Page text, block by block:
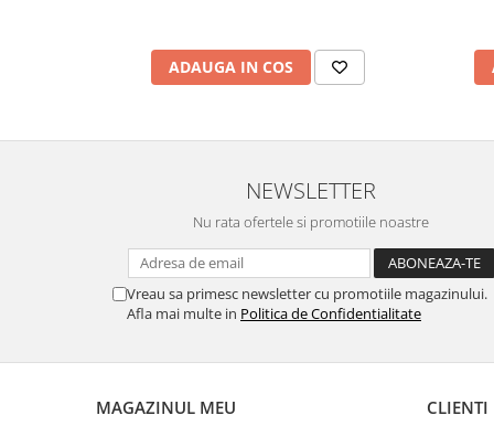
ADAUGA IN COS
NEWSLETTER
Nu rata ofertele si promotiile noastre
Vreau sa primesc newsletter cu promotiile magazinului.
Afla mai multe in Politica de Confidentialitate
MAGAZINUL MEU CLIENTI